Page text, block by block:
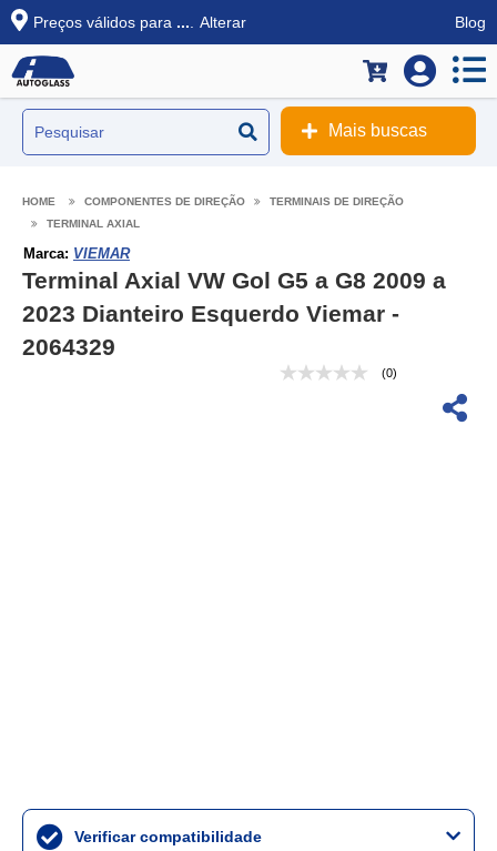
Preços válidos para ... Alterar Blog
Mais buscas
COMPONENTES DE DIREÇÃO
TERMINAIS DE DIREÇÃO
TERMINAL AXIAL
Marca: VIEMAR
Terminal Axial VW Gol G5 a G8 2009 a
2023 Dianteiro Esquerdo Viemar -
2064329
(0)
Verificar compatibilidade